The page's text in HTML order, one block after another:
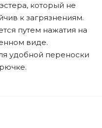
который не
к загрязнениям.
путем нажатия на
виде.
удобной переноски